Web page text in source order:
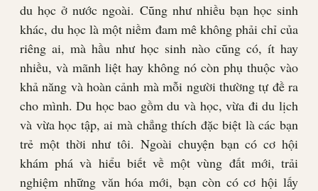
du học ở nước ngoài. Cũng như nhiều bạn học sinh
khác, du học là một niềm đam mê không phải chỉ của
riêng ai, mà hầu như học sinh nào cũng có, ít hay
nhiều, và mãnh liệt hay không nó còn phụ thuộc vào
khả năng và hoàn cảnh mà mỗi người thường tự đề ra
cho mình. Du học bao gồm du và học, vừa đi du lịch
và vừa học tập, ai mà chẳng thích đặc biệt là các bạn
trẻ một thời như tôi. Ngoài chuyện bạn có cơ hội
khám phá và hiểu biết về một vùng đất mới, trải
nghiệm những văn hóa mới, bạn còn có cơ hội lấy